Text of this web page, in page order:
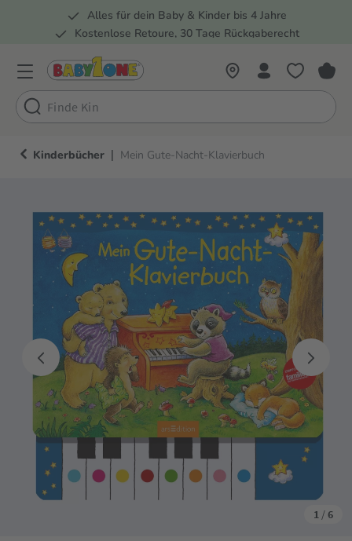
Zur Hauptnavigation springen
Alles für dein Baby & Kinder bis 4 Jahre
Kostenlose Retoure, 30 Tage Rückgaberecht
Kinderbücher | Mein Gute-Nacht-Klavierbuch
1 /6